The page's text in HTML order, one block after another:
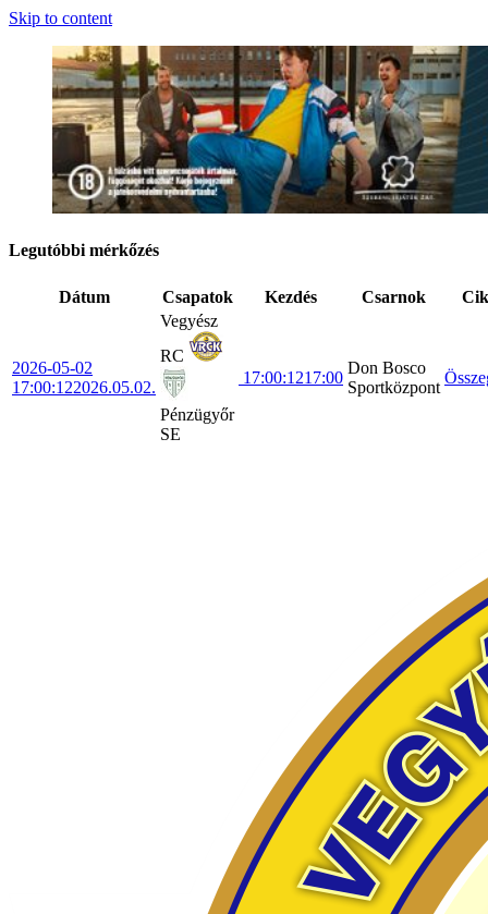
Skip to content
Legutóbbi mérkőzés
Dátum Csapatok Kezdés Csarnok
2026-05-02
17:00:122026.05.02.
Vegyész
RC
Pénzügyőr
SE
17:00:1217:00
Don Bosco
Sportközpont